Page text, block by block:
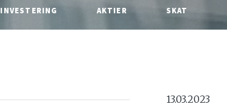
INVESTERING AKTIER SKAT
13.03.2023